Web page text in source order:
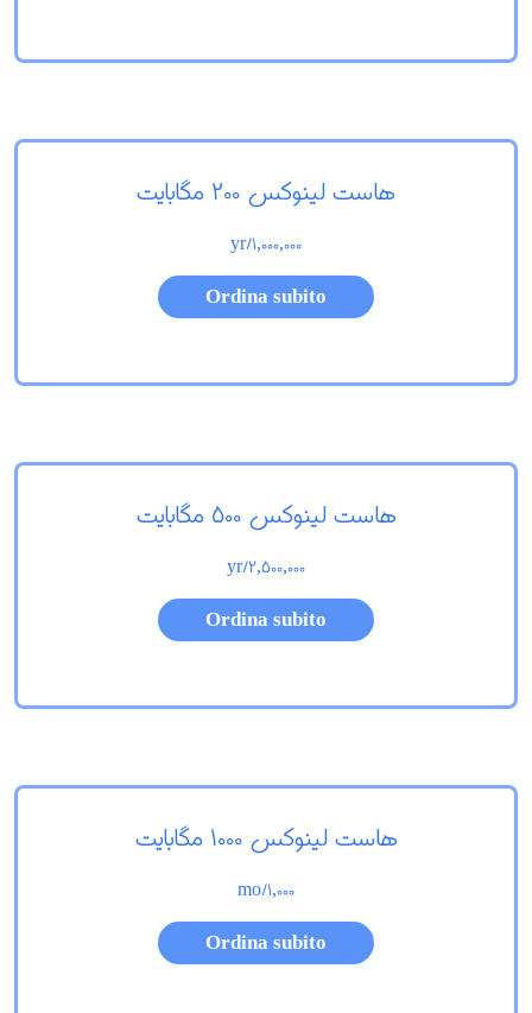
هاست لینوکس 200 مگابایت
1,000,000
/yr
Ordina subito
هاست لینوکس 500 مگابایت
2,500,000
/yr
Ordina subito
هاست لینوکس 1000 مگابایت
1,000
/mo
Ordina subito